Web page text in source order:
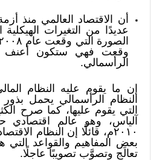
عديدًا من التغيرات
وقعت فهي ستكون أعنف
الرأسمالي.
إن ما يقوم عليه النظام
النظام الرأسمالي يحمل بذور
التي يقوم عليها، كما صرح
آلياس، وهو عالم اقتصادي
٢٠١٠م، قائلًا إن النظام
بعض المفاهيم والقواعد
تعالَج وتصوَّب تصويبًا عاجلًا.